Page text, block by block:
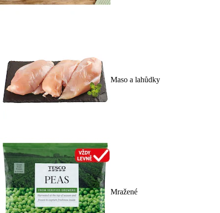
Maso a lahůdky
Mražené